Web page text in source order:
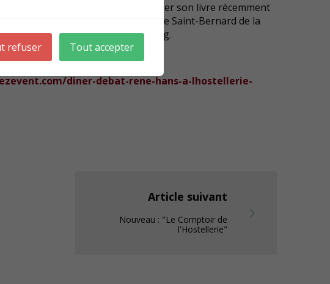
pour René Hans de présenter son livre récemment
l’Harmattan : « Capital Initiative, Le Saint-Bernard de la
», préfacé par Arnaud Montebourg.
lundi 17 mars ci-dessous :
diner-debat-rene-hans-a-lhostellerie-
Article suivant
Nouveau : "Le Comptoir de
l'Hostellerie"
refuser Tout accepter